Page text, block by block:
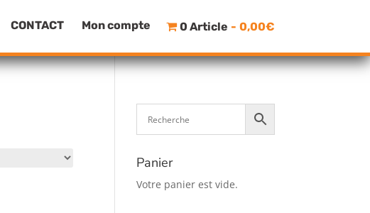
CONTACT Mon compte 0 Article 0,00€
Panier
Votre panier est vide.